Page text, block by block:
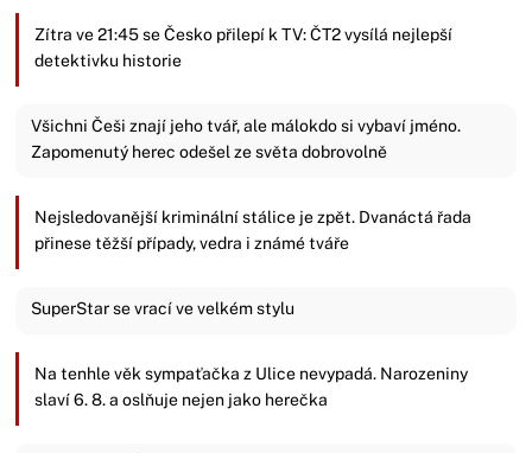
Zítra ve 21:45 se Česko přilepí k TV: ČT2 vysílá nejlepší
detektivku historie
Všichni Češi znají jeho tvář, ale málokdo si vybaví jméno.
Zapomenutý herec odešel ze světa dobrovolně
Nejsledovanější kriminální stálice je zpět. Dvanáctá řada
přinese těžší případy, vedra i známé tváře
SuperStar se vrací ve velkém stylu
Na tenhle věk sympaťačka z Ulice nevypadá. Narozeniny
slaví 6. 8. a oslňuje nejen jako herečka